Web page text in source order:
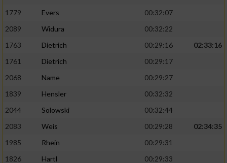
1779
Evers
00:32:07
2089
Widura
00:32:22
1763
Dietrich 00:29:16
02:33:16
1761
Dietrich
00:29:17
2068
Name
00:29:27
1839
Hensler
00:32:32
2044
Solowski
00:32:44
2083
Weis 00:29:28
02:34:35
1985
Rhein
00:29:31
1826
Hartl
00:29:33
Analyse von Zielgruppen durch Statistiken
oder Kombinationen von Daten aus
verschiedenen Quellen
Verwendung reduzierter Daten zur Auswahl
von Inhalten
IAB-Besonderheiten: